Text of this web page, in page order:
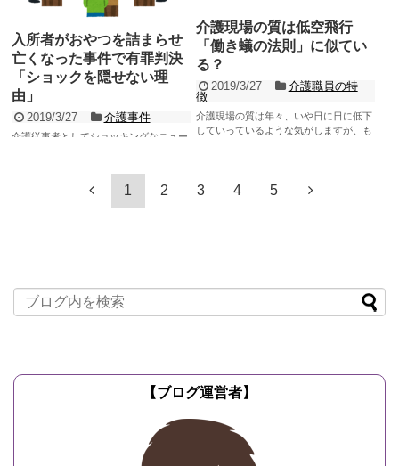
入所者がおやつを詰まらせ
亡くなった事件で有罪判決
「ショックを隠せない理
由」
2019/3/27 介護事件
介護従事者としてショッキングなニュー
記事を読む
介護現場の質は低空飛行
「働き蟻の法則」に似てい
る？
2019/3/27
介護職員の特
徴
介護現場の質は年々、いや日に日に低下
していっているような気がしますが、も
1 2 3 4 5
【ブログ運営者】